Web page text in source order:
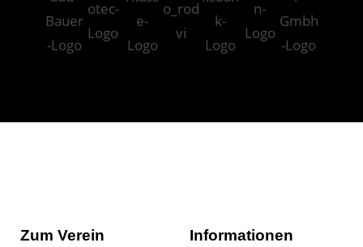
Zum Verein Informationen